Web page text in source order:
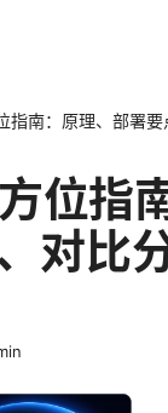
指南：原理、部署
位指
对比